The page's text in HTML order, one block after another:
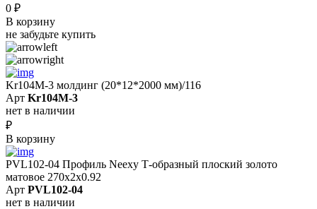
0 ₽
В корзину
не забудьте купить
Kr104M-3 молдинг (20*12*2000 мм)/116
Арт Kr104M-3
нет в наличии
₽
В корзину
PVL102-04 Профиль Neexy Т-образный плоский золото
матовое 270x2x0.92
Арт PVL102-04
нет в наличии